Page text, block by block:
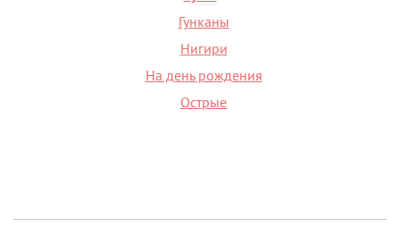
Гунканы
Нигири
На день рождения
Острые